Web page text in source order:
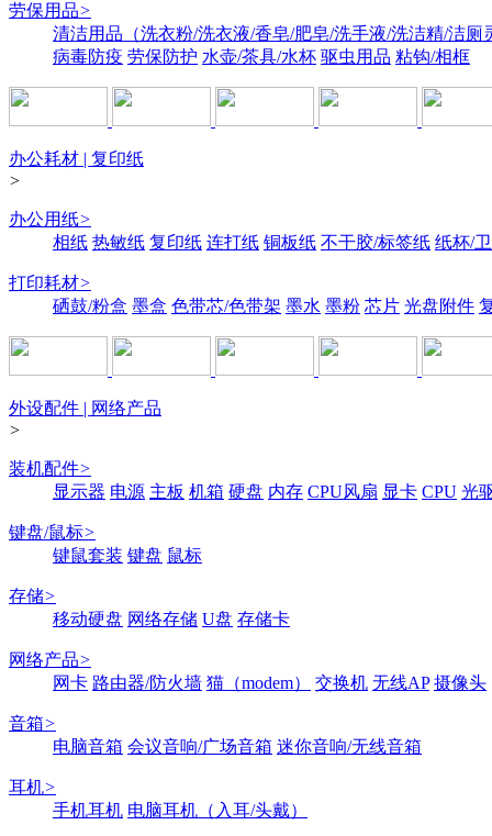
劳保用品>
清洁用品（洗衣粉/洗衣液/香皂/肥皂/洗手液/洗洁精/洁厕
病毒防疫 劳保防护 水壶/茶具/水杯 驱虫用品 粘钩/相框
办公耗材 | 复印纸
>
办公用纸>
相纸 热敏纸 复印纸 连打纸 铜板纸 不干胶/标签纸 纸杯/
打印耗材>
硒鼓/粉盒 墨盒 色带芯/色带架 墨水 墨粉 芯片 光盘附件
外设配件 | 网络产品
>
装机配件>
显示器 电源 主板 机箱 硬盘 内存 CPU风扇 显卡 CPU 光
键盘/鼠标>
键鼠套装 键盘 鼠标
存储>
移动硬盘 网络存储 U盘 存储卡
网络产品>
网卡 路由器/防火墙 猫（modem） 交换机 无线AP 摄像头
音箱>
电脑音箱 会议音响/广场音箱 迷你音响/无线音箱
耳机>
手机耳机 电脑耳机（入耳/头戴）